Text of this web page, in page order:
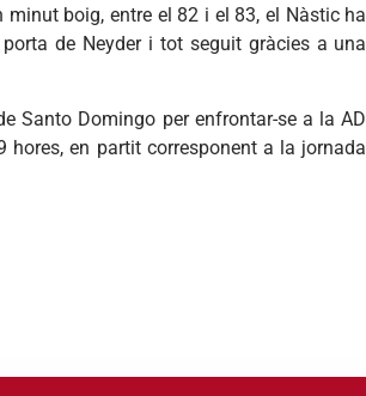
minut boig, entre el 82 i el 83, el Nàstic ha
de Neyder i tot seguit gràcies a una
Santo Domingo per enfrontar-se a la AD
hores,en partit corresponent a la jornada